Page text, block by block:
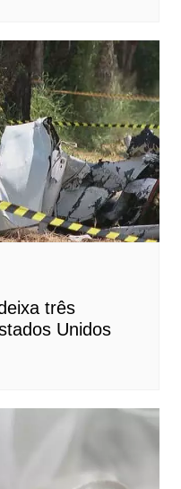
três
Unidos